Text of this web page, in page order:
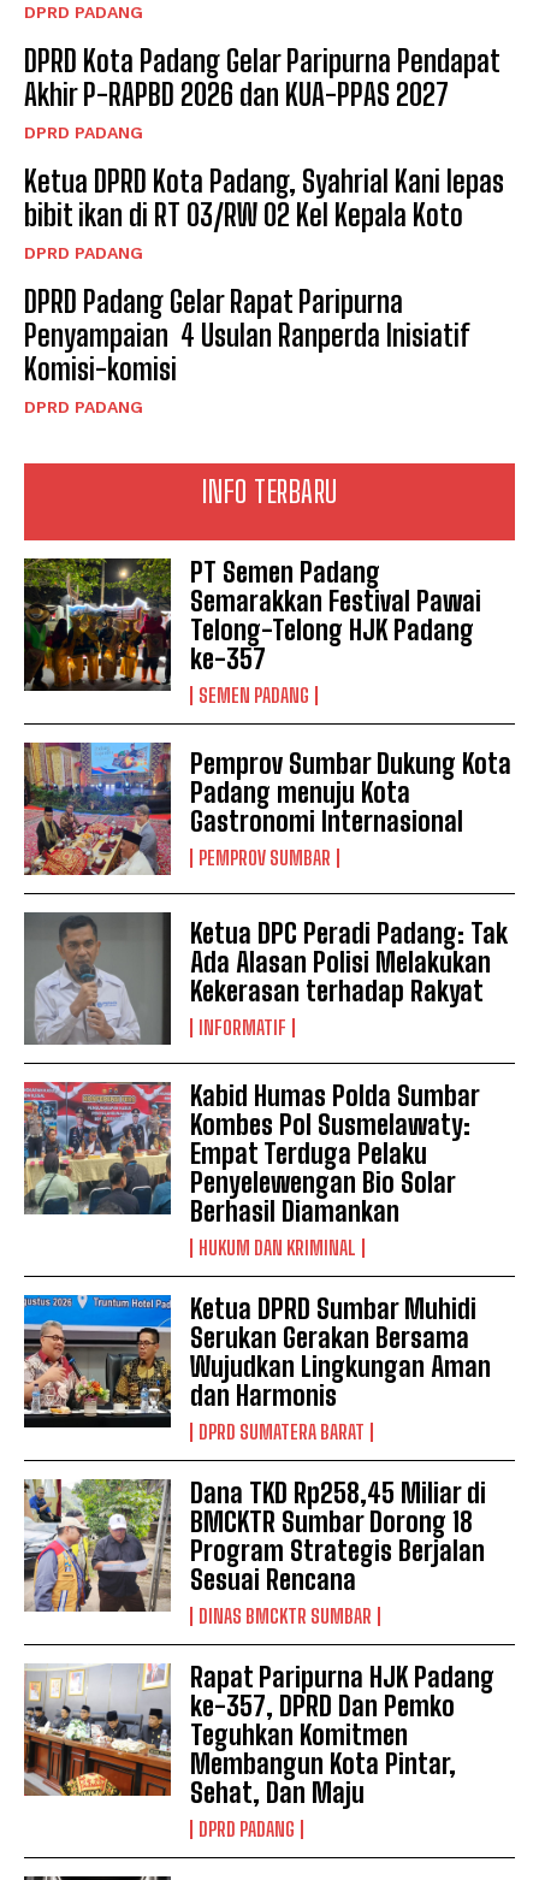
INFO TERBARU
PT Semen Padang
Semarakkan Festival Pawai
Telong-Telong HJK Padang
ke-357
SEMEN PADANG
Pemprov Sumbar Dukung Kota
Padang menuju Kota
Gastronomi Internasional
PEMPROV SUMBAR
Ketua DPC Peradi Padang: Tak
Ada Alasan Polisi Melakukan
Kekerasan terhadap Rakyat
INFORMATIF
Kabid Humas Polda Sumbar
Kombes Pol Susmelawaty:
Empat Terduga Pelaku
Penyelewengan Bio Solar
Berhasil Diamankan
HUKUM DAN KRIMINAL
Ketua DPRD Sumbar Muhidi
Serukan Gerakan Bersama
Wujudkan Lingkungan Aman
dan Harmonis
DPRD SUMATERA BARAT
Dana TKD Rp258,45 Miliar di
BMCKTR Sumbar Dorong 18
Program Strategis Berjalan
Sesuai Rencana
DINAS BMCKTR SUMBAR
Rapat Paripurna HJK Padang
ke-357, DPRD Dan Pemko
Teguhkan Komitmen
Membangun Kota Pintar,
Sehat, Dan Maju
DPRD PADANG
DPRD PADANG
DPRD Kota Padang Gelar Paripurna Pendapat
Akhir P-RAPBD 2026 dan KUA-PPAS 2027
DPRD PADANG
Ketua DPRD Kota Padang, Syahrial Kani lepas
bibit ikan di RT 03/RW 02 Kel Kepala Koto
DPRD PADANG
DPRD Padang Gelar Rapat Paripurna
Penyampaian 4 Usulan Ranperda Inisiatif
Komisi-komisi
DPRD PADANG